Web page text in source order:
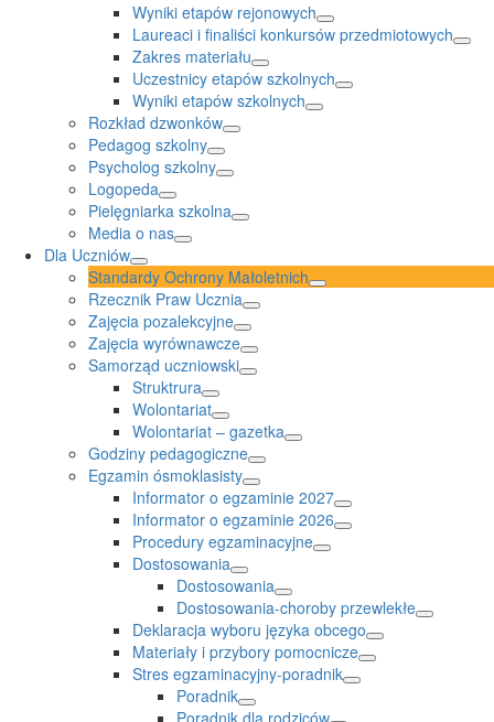
Wyniki etapów rejonowych
Laureaci i finaliści konkursów przedmiotowych
Zakres materiału
Uczestnicy etapów szkolnych
Wyniki etapów szkolnych
Rozkład dzwonków
Pedagog szkolny
Psycholog szkolny
Logopeda
Pielęgniarka szkolna
Media o nas
Dla Uczniów
Standardy Ochrony Małoletnich
Rzecznik Praw Ucznia
Zajęcia pozalekcyjne
Zajęcia wyrównawcze
Samorząd uczniowski
Struktrura
Wolontariat
Wolontariat – gazetka
Godziny pedagogiczne
Egzamin ósmoklasisty
Informator o egzaminie 2027
Informator o egzaminie 2026
Procedury egzaminacyjne
Dostosowania
Dostosowania
Dostosowania-choroby przewlekłe
Deklaracja wyboru języka obcego
Materiały i przybory pomocnicze
Stres egzaminacyjny-poradnik
Poradnik
Poradnik dla rodziców